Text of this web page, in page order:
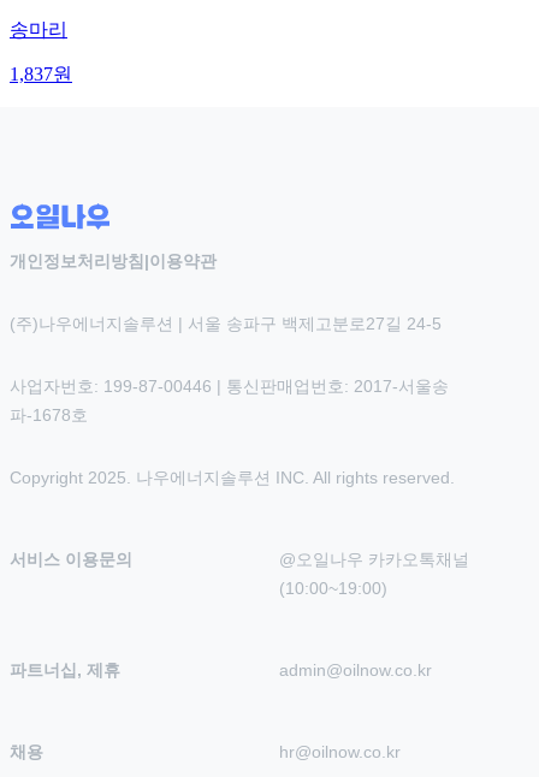
송마리
1,837원
개인정보처리방침 |이용약관
(주)나우에너지솔루션 | 서울 송파구 백제고분로27길 24-5
사업자번호: 199-87-00446 | 통신판매업번호: 2017-서울송
파-1678호
Copyright 2025. 나우에너지솔루션 INC. All rights reserved.
서비스 이용문의
@오일나우 카카오톡채널
(10:00~19:00)
파트너십, 제휴 admin@oilnow.co.kr
채용 hr@oilnow.co.kr